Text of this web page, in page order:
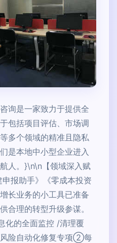
询是一家致力于提供全
包括项目评估、市场调
多个领域的精准且隐私
是本地中小型企业进入
人。}\n\n【领域深入赋
报助手》《零成本投资
长业务的小工具已准备
合理的转型升级参谋。
的全面监控 /清理覆
险自动化修复专项②每